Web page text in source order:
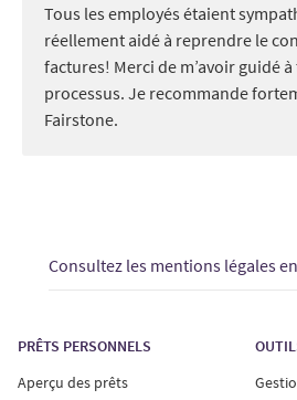
Tous les employés étaient
réellement aidé à reprendre le
factures! Merci de m’avoir guidé
processus. Je recommande
Fairstone.
Consultez les mentions légales
PRÊTS PERSONNELS
Aperçu des prêts